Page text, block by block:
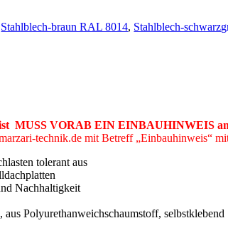
Stahlblech-braun RAL 8014, Stahlblech-
MUSS VORAB EIN EINBAUHINWEIS
technik.de mit Betreff „Einbauhinweis“
tolerant aus
Nachhaltigkeit
Polyurethanweichschaumstoff, selbstklebend